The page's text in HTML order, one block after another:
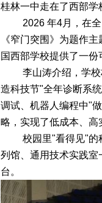
桂林一中走在了西部学
2026 年4月，在
《窄门突围》为题作
国西部学校提供了一
李山涛介绍，学
造科技节"全年诊断系
调试、机器人编程中"
略，实现了低成本、
校园里"看得见"
列馆、通用技术实践
台。